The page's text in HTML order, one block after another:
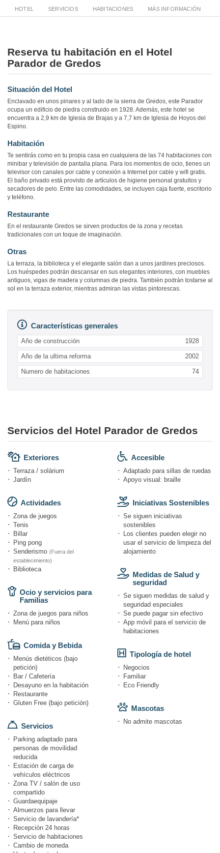
HOTEL SERVICIOS HABITACIONES MÁS INFORMACIÓN
Reserva tu habitación en el Hotel
Parador de Gredos
Situación del Hotel
Enclavado en unos pinares y al lado de la sierra de Gredos, este Parador
ocupa un edificio de piedra construido en 1928. Además, este hotel se
encuentra a 2,9 km de Iglesia de Brajas y a 7,7 km de Iglesia de Hoyos del
Espino.
Habitación
Te sentirás como en tu propia casa en cualquiera de las 74 habitaciones con
minibar y televisión de pantalla plana. Para los momentos de ocio, tienes un
televisor con canales por cable y conexión a Internet por cable y wifi gratis.
El baño privado está provisto de artículos de higiene personal gratuitos y
secadores de pelo. Entre las comodidades, se incluyen caja fuerte, escritorio
y teléfono.
Restaurante
En el restaurante Gredos se sirven productos de la zona y recetas
tradicionales con un toque de imaginación.
Otras
La terraza, la biblioteca y el elegante salón dan a unos jardines preciosos.
Los huéspedes podrán descansar en sus elegantes interiores, con muebles
antiguos, vigas de madera y columnas de piedra. También podrán tostarse al
sol en la terraza exterior, mientras admiran las vistas pintorescas.
Características generales
Año de construcción 1928
Año de la ultima reforma 2002
Numero de habitaciones 74
Servicios del Hotel Parador de Gredos
Exteriores
Terraza / solárium
Jardín
Actividades
Zona de juegos
Tenis
Billar
Ping pong
Senderismo (Fuera del
establecimiento)
Biblioteca
Ocio y servicios para
Familias
Zona de juegos para niños
Menú para niños
Comida y Bebida
Menús dietéticos (bajo
petición)
Bar / Cafetería
Desayuno en la habitación
Restaurante
Gluten Free (bajo petición)
Servicios
Parking adaptado para
personas de movilidad
reducida
Estación de carga de
vehículos eléctricos
Zona TV / salón de uso
compartido
Guardaequipaje
Almuerzos para llevar
Servicio de lavandería*
Recepción 24 horas
Servicio de habitaciones
Cambio de moneda
Accesible
Adaptado para sillas de ruedas
Apoyo visual: braille
Iniciativas Sostenibles
Se siguen iniciativas
sostenibles
Los clientes pueden elegir no
usar el servicio de limpieza del
alojamiento
Medidas de Salud y
seguridad
Se siguen medidas de salud y
seguridad especiales
Se puede pagar sin efectivo
App móvil para el servicio de
habitaciones
Tipología de hotel
Negocios
Familiar
Eco Friendly
Mascotas
No admite mascotas